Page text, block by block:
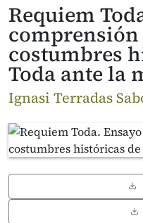
Requiem
comprensión
costumbres
Toda ante la
Ignasi Terradas